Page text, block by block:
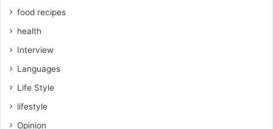
food recipes
health
Interview
Languages
Life Style
lifestyle
Opinion